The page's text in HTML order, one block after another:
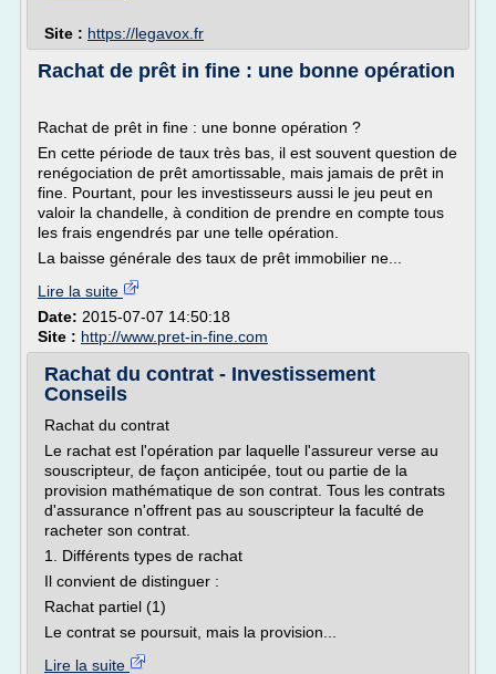
Site : https://legavox.fr
Rachat de prêt in fine : une bonne opération
Rachat de prêt in fine : une bonne opération ?
En cette période de taux très bas, il est souvent question de
renégociation de prêt amortissable, mais jamais de prêt in
fine. Pourtant, pour les investisseurs aussi le jeu peut en
valoir la chandelle, à condition de prendre en compte tous
les frais engendrés par une telle opération.
La baisse générale des taux de prêt immobilier ne...
Lire la suite
Date: 2015-07-07 14:50:18
Site : http://www.pret-in-fine.com
Rachat du contrat - Investissement
Conseils
Rachat du contrat
Le rachat est l'opération par laquelle l'assureur verse au
souscripteur, de façon anticipée, tout ou partie de la
provision mathématique de son contrat. Tous les contrats
d'assurance n'offrent pas au souscripteur la faculté de
racheter son contrat.
1. Différents types de rachat
Il convient de distinguer :
Rachat partiel (1)
Le contrat se poursuit, mais la provision...
Lire la suite